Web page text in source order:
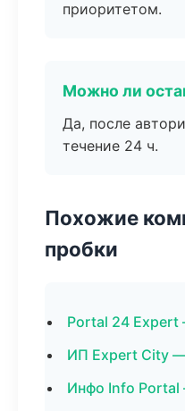
приоритетом.
Можно ли
Да, после
течение 24 ч.
Похожие
пробки
Portal 24 Expert
ИП Expert City
Инфо Info